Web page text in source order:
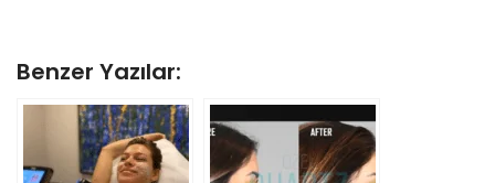
Benzer Yazılar: